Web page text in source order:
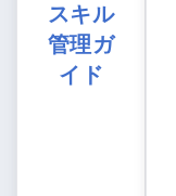
スキル
管理ガ
イド